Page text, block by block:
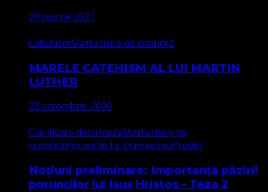
29 martie 2021
CatehismMarturisire de credință
MARELE CATEHISM AL LUI MARTIN
LUTHER
23 octombrie 2020
Clarificare doctrinaraMarturisire de
credințăPoruncile lui DumnezeuPredici
Noțiuni preliminare: Importanța păzirii
poruncilor lui Isus Hristos – Teza 2